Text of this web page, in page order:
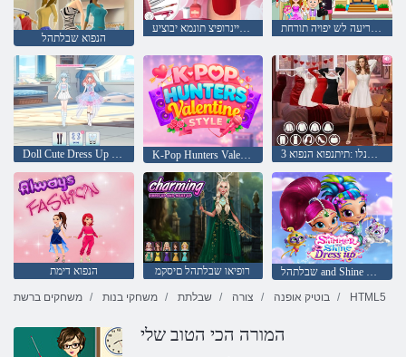
הנפוא שבלתהל
דמימ תלת קחשמ םידומח םיינרופיצ תונמא יבוציע ילש ריעה לש יפויה תורחת
K-Pop Hunters Valentine Style
הנפוא דימת רופיאו שבלתהל םיסקמ
שבלתהל and Shine החלבה
משחקים ברשת
משחקי בנות שבלתת צורה בוטיק אופנה HTML5
המורה הכי הטוב שלי